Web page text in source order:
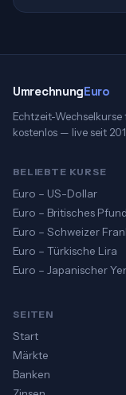
UmrechnungEuro
Echtzeit-
kostenlos — live seit
BELIEBTE KURSE
Euro – US-Dollar
Euro – Britisches Pfund
Euro – Schweizer
Euro – Türkische Lira
Euro – Japanischer
SEITEN
Start
Märkte
Banken